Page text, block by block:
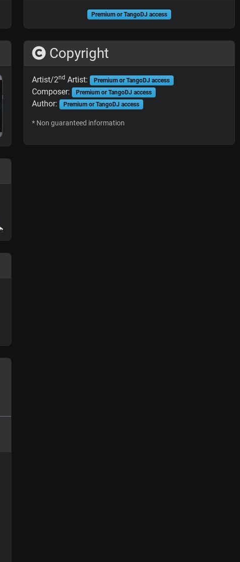
Premium or TangoDJ access
Copyright
Artist/2nd Artist: Premium or TangoDJ access
Composer: Premium or TangoDJ access
Author: Premium or TangoDJ access
* Non guaranteed information